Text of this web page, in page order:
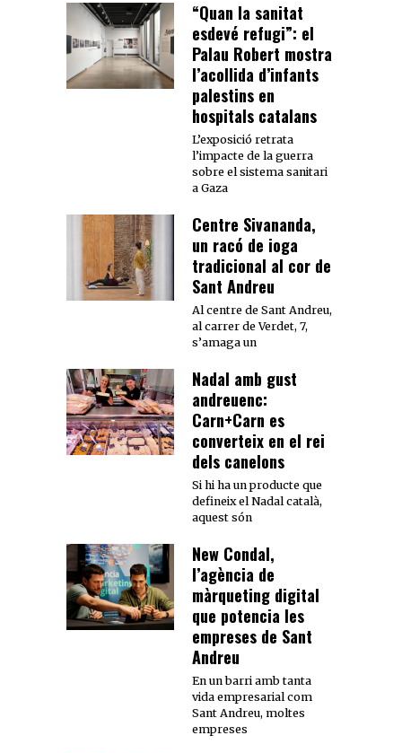
“Quan la sanitat
esdevé refugi”: el
Palau Robert mostra
l’acollida d’infants
palestins en
hospitals catalans
L’exposició retrata
l’impacte de la guerra
sobre el sistema sanitari
a Gaza
Centre Sivananda,
un racó de ioga
tradicional al cor de
Sant Andreu
Al centre de Sant Andreu,
al carrer de Verdet, 7,
s’amaga un
Nadal amb gust
andreuenc:
Carn+Carn es
converteix en el rei
dels canelons
Si hi ha un producte que
defineix el Nadal català,
aquest són
New Condal,
l’agència de
màrqueting digital
que potencia les
empreses de Sant
Andreu
En un barri amb tanta
vida empresarial com
Sant Andreu, moltes
empreses